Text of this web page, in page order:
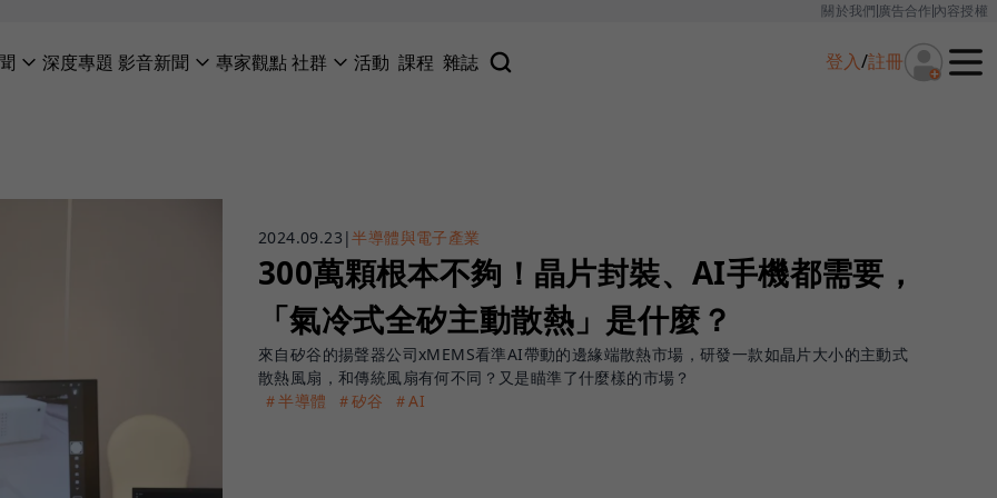
關於我們廣告合作內容授權
深度專題 影音新聞 專家觀點社群 活動 課程 雜誌 登入/註冊
2024.09.23 |半導體與電子產業
300萬顆根本不夠！晶片封裝、AI手機都需要，
「氣冷式全矽主動散熱」是什麼？
來自矽谷的揚聲器公司xMEMS看準AI帶動的邊緣端散熱市場，研發一款如晶片大小的主動式
散熱風扇，和傳統風扇有何不同？又是瞄準了什麼樣的市場？
＃半導體
＃矽谷 ＃AI